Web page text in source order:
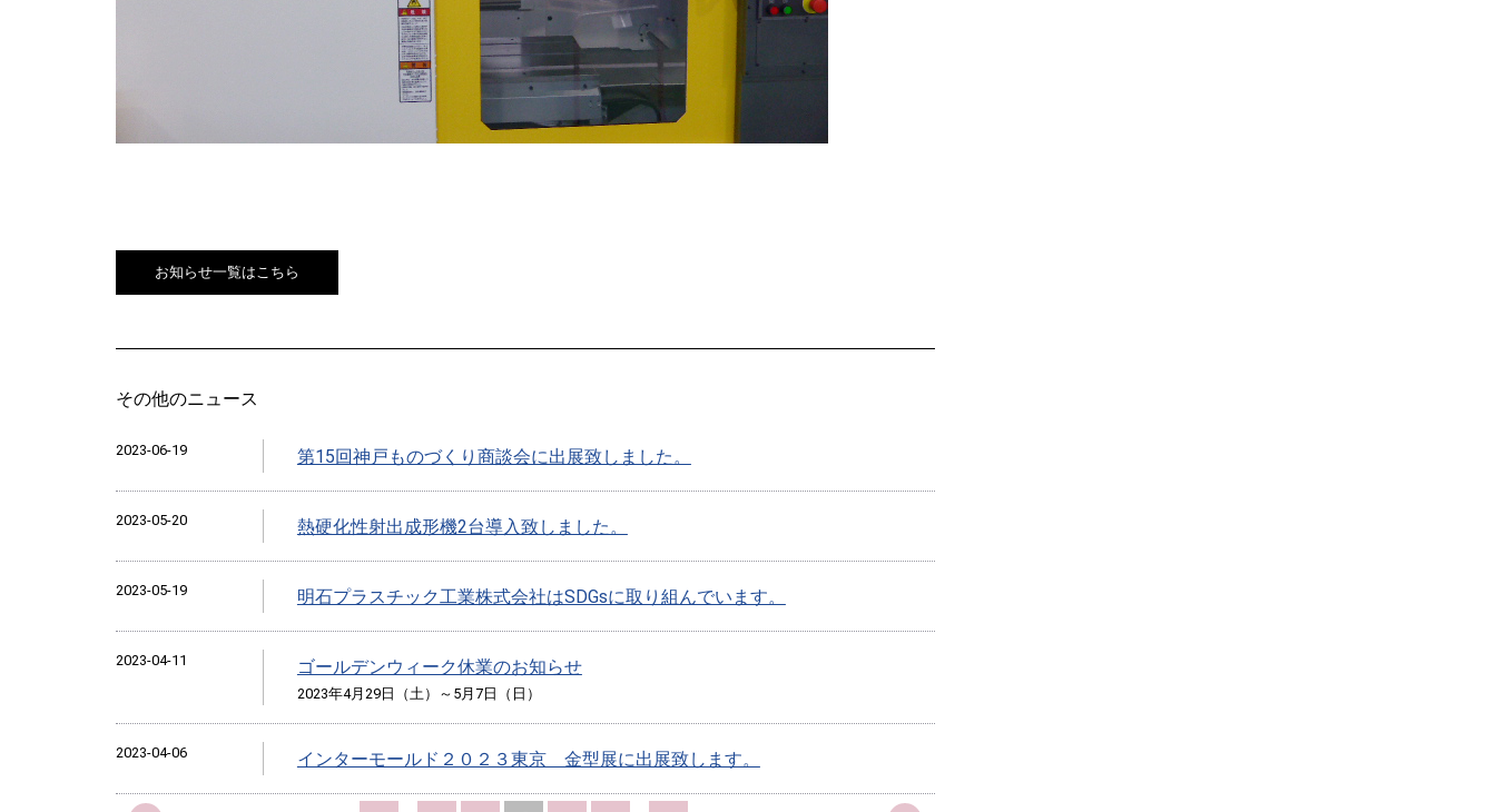
お知らせ一覧はこちら
その他のニュース
2023-06-19 第15回神戸ものづくり商談会に出展致しました。
2023-05-20 熱硬化性射出成形機2台導入致しました。
2023-05-19 明石プラスチック工業株式会社はSDGsに取り組んでいます。
2023-04-11 ゴールデンウィーク休業のお知らせ
2023年4月29日（土）～5月7日（日）
2023-04-06 インターモールド２０２３東京 金型展に出展致します。